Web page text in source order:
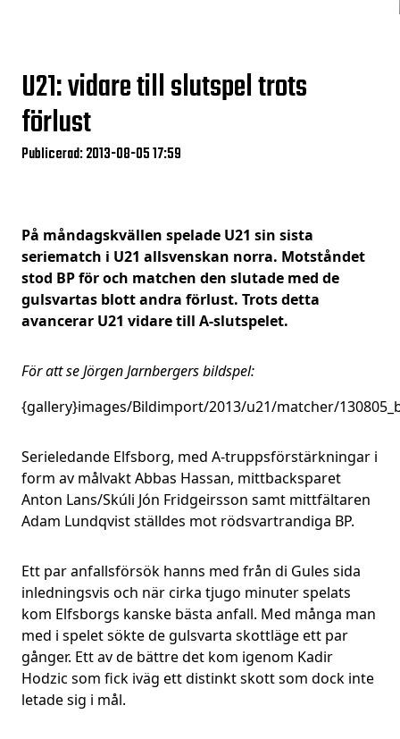
U21: vidare till slutspel trots
förlust
Publicerad: 2013-08-05 17:59
På måndagskvällen spelade U21 sin sista
seriematch i U21 allsvenskan norra. Motståndet
stod BP för och matchen den slutade med de
gulsvartas blott andra förlust. Trots detta
avancerar U21 vidare till A-slutspelet.
För att se Jörgen Jarnbergers bildspel:
{gallery}images/Bildimport/2013/u21/matcher/
Serieledande Elfsborg, med A-truppsförstärkningar i
form av målvakt Abbas Hassan, mittbacksparet
Anton Lans/Skúli Jón Fridgeirsson samt mittfältaren
Adam Lundqvist ställdes mot rödsvartrandiga BP.
Ett par anfallsförsök hanns med från di Gules sida
inledningsvis och när cirka tjugo minuter spelats
kom Elfsborgs kanske bästa anfall. Med många man
med i spelet sökte de gulsvarta skottläge ett par
gånger. Ett av de bättre det kom igenom Kadir
Hodzic som fick iväg ett distinkt skott som dock inte
letade sig i mål.